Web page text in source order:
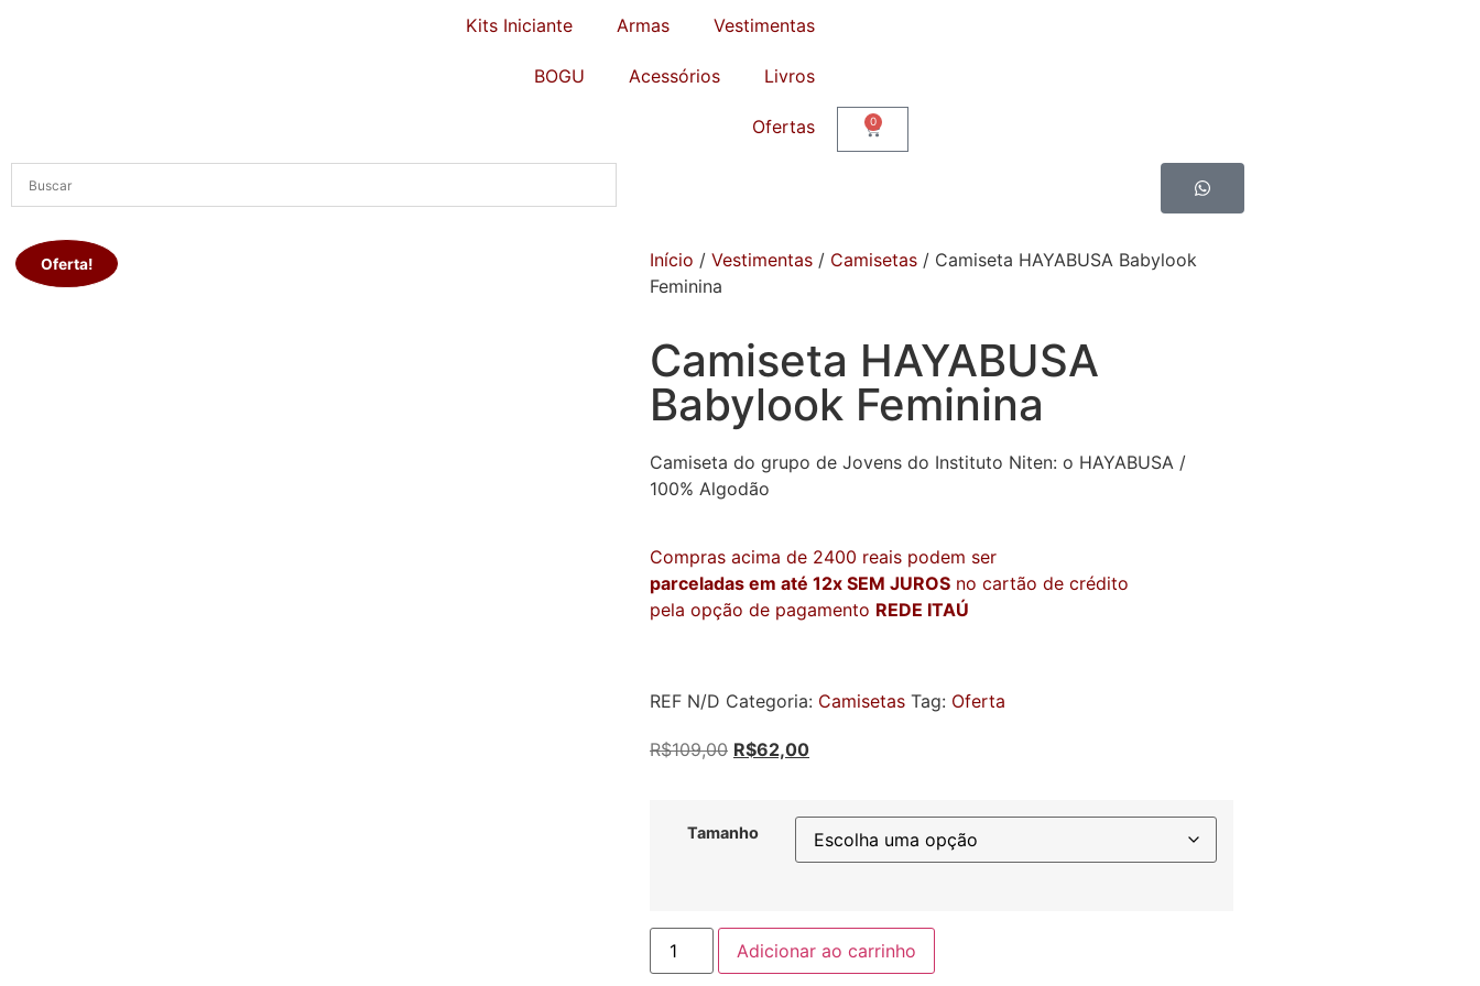
Kits Iniciante Armas Vestimentas
BOGU Acessórios Livros
Ofertas 0
Oferta! Início / Vestimentas / Camisetas / Camiseta HAYABUSA Babylook
Feminina
Camiseta HAYABUSA
Babylook Feminina
Camiseta do grupo de Jovens do Instituto Niten: o HAYABUSA /
100% Algodão
Compras acima de 2400 reais podem ser
parceladas em até 12x SEM JUROS no cartão de crédito
pela opção de pagamento REDE ITAÚ
REF N/D Categoria: Camisetas Tag: Oferta
R$109,00 R$62,00
Tamanho
Adicionar ao carrinho